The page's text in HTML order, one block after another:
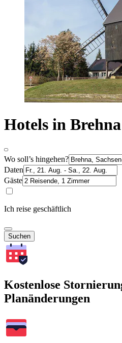
Hotels in Brehna
Wo soll’s hingehen?
Daten
Gäste
Ich reise geschäftlich
Suchen
Kostenlose
Planänderungen